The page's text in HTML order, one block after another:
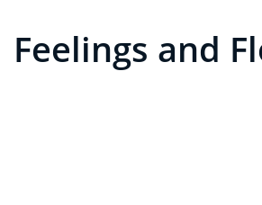
Feelings and